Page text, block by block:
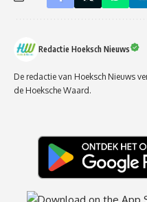
Redactie Hoeksch Nieuws
De redactie van Hoeksch Nieuws
de Hoeksche Waard.